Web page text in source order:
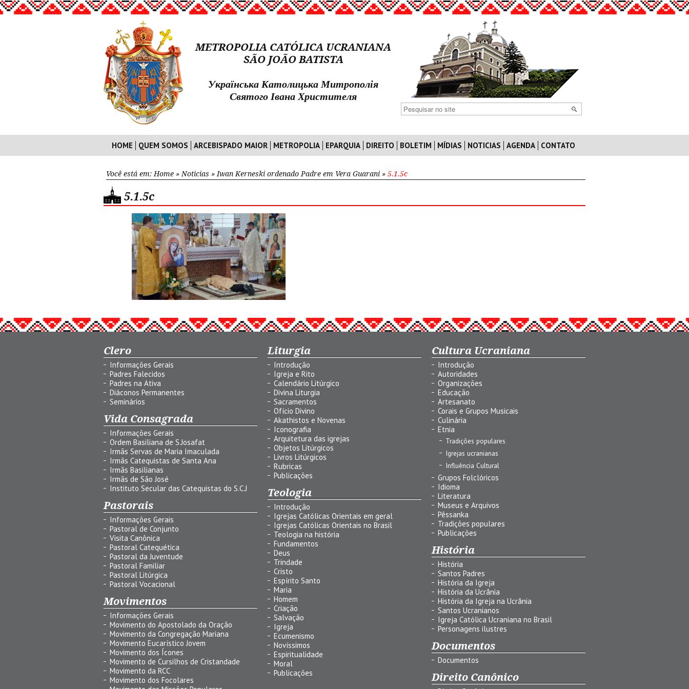
METROPOLIA CATÓLICA UCRANIANA
SÃO JOÃO BATISTA
Українська Католицька Митрополія
Святого Івана Христителя
HOME QUEM SOMOS ARCEBISPADO MAIOR METROPOLIA EPARQUIA DIREITO BOLETIM MÍDIAS NOTICIAS AGENDA CONTATO
Você está em: Home » Noticias » Iwan Kerneski ordenado Padre em Vera Guarani » 5.1.5c
5.1.5c
Clero
Informações Gerais
Padres Falecidos
Padres na Ativa
Diáconos Permanentes
Seminários
Vida Consagrada
Informações Gerais
Ordem Basiliana de S.Josafat
Irmãs Servas de Maria Imaculada
Irmãs Catequistas de Santa Ana
Irmãs Basilianas
Irmãs de São José
Instituto Secular das Catequistas do S.C.J
Pastorais
Informações Gerais
Pastoral de Conjunto
Visita Canônica
Pastoral Catequética
Pastoral da Juventude
Pastoral Familiar
Pastoral Litúrgica
Pastoral Vocacional
Movimentos
Informações Gerais
Movimento do Apostolado da Oração
Movimento da Congregação Mariana
Movimento Eucarístico Jovem
Movimento dos Ícones
Movimento de Cursilhos de Cristandade
Movimento da RCC
Movimento dos Focolares
Liturgia
Introdução
Igreja e Rito
Calendário Litúrgico
Divina Liturgia
Sacramentos
Ofício Divino
Akathistos e Novenas
Iconografia
Arquitetura das igrejas
Objetos Litúrgicos
Livros Litúrgicos
Rubricas
Publicações
Teologia
Introdução
Igrejas Católicas Orientais em geral
Igrejas Católicas Orientais no Brasil
Teologia na história
Fundamentos
Deus
Trindade
Cristo
Espírito Santo
Maria
Homem
Criação
Salvação
Igreja
Ecumenismo
Novíssimos
Espiritualidade
Moral
Publicações
Cultura Ucraniana
Introdução
Autoridades
Organizações
Educação
Artesanato
Corais e Grupos Musicais
Culinária
Etnia
Tradições populares
Igrejas ucranianas
Influência Cultural
Grupos Folclóricos
Idioma
Literatura
Museus e Arquivos
Pêssanka
Tradições populares
Publicações
História
História
Santos Padres
História da Igreja
História da Ucrânia
História da Igreja na Ucrânia
Santos Ucranianos
Igreja Católica Ucraniana no Brasil
Personagens ilustres
Documentos
Documentos
Direito Canônico